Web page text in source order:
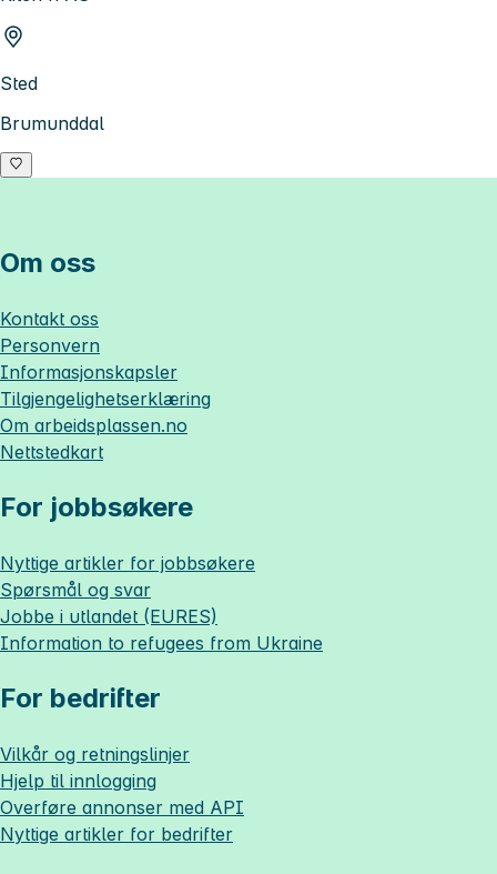
Sted
Brumunddal
Om oss
Kontakt oss
Personvern
Informasjonskapsler
Tilgjengelighetserklæring
Om arbeidsplassen.no
Nettstedkart
For jobbsøkere
Nyttige artikler for jobbsøkere
Spørsmål og svar
Jobbe i utlandet (EURES)
Information to refugees from Ukraine
For bedrifter
Vilkår og retningslinjer
Hjelp til innlogging
Overføre annonser med API
Nyttige artikler for bedrifter